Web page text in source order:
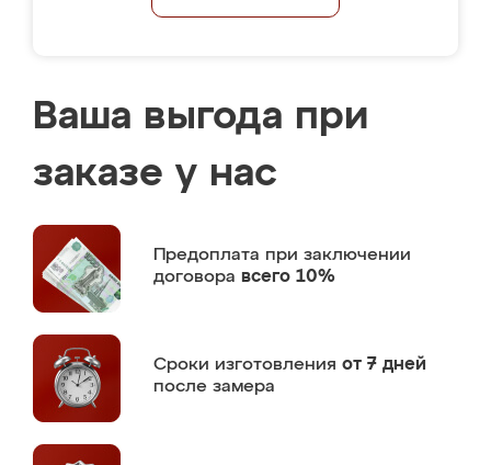
Ваша выгода при
заказе у нас
Предоплата при заключении
договора всего 10%
Сроки изготовления от 7 дней
после замера